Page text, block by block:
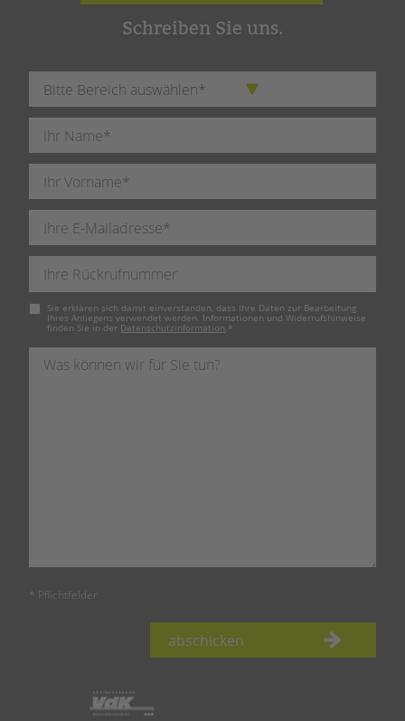
Schreiben Sie uns.
Pflichtfeld
Sie erklären sich damit einverstanden, dass Ihre Daten zur Bearbeitung
Ihres Anliegens verwendet werden. Informationen und Widerrufshinweise
finden Sie in der Datenschutzinformation *
* Pflichtfelder
abschicken